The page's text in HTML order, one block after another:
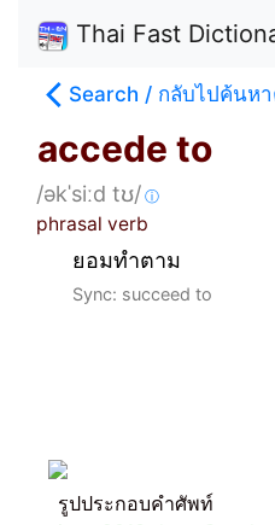
Thai Fast
Search / กลับไปค้นห
accede to
/əkˈsiːd tʊ/ ⓘ
phrasal verb
ยอมทำตาม
Sync: succeed to
รูปประกอบคำศัพท์